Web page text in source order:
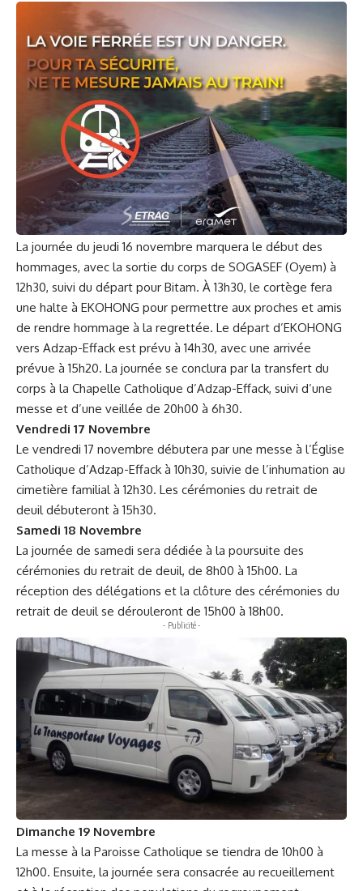
La journée du jeudi 16 novembre marquera le début des
hommages, avec la sortie du corps de SOGASEF (Oyem) à
12h30, suivi du départ pour Bitam. À 13h30, le cortège fera
une halte à EKOHONG pour permettre aux proches et amis
de rendre hommage à la regrettée. Le départ d’EKOHONG
vers Adzap-Effack est prévu à 14h30, avec une arrivée
prévue à 15h20. La journée se conclura par la transfert du
corps à la Chapelle Catholique d’Adzap-Effack, suivi d’une
messe et d’une veillée de 20h00 à 6h30.
Vendredi 17 Novembre
Le vendredi 17 novembre débutera par une messe à l’Église
Catholique d’Adzap-Effack à 10h30, suivie de l’inhumation au
cimetière familial à 12h30. Les cérémonies du retrait de
deuil débuteront à 15h30.
Samedi 18 Novembre
La journée de samedi sera dédiée à la poursuite des
cérémonies du retrait de deuil, de 8h00 à 15h00. La
réception des délégations et la clôture des cérémonies du
retrait de deuil se dérouleront de 15h00 à 18h00.
- Publicité -
Dimanche 19 Novembre
La messe à la Paroisse Catholique se tiendra de 10h00 à
12h00. Ensuite, la journée sera consacrée au recueillement